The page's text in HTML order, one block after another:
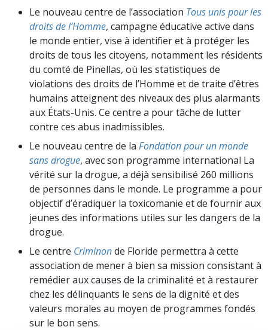
Le nouveau centre de l’association Tous unis pour les
droits de l’Homme, campagne éducative active dans
le monde entier, vise à identifier et à protéger les
droits de tous les citoyens, notamment les résidents
du comté de Pinellas, où les statistiques de
violations des droits de l’Homme et de traite d’êtres
humains atteignent des niveaux des plus alarmants
aux États-Unis. Ce centre a pour tâche de lutter
contre ces abus inadmissibles.
Le nouveau centre de la Fondation pour un monde
sans drogue, avec son programme international La
vérité sur la drogue, a déjà sensibilisé 260 millions
de personnes dans le monde. Le programme a pour
objectif d’éradiquer la toxicomanie et de fournir aux
jeunes des informations utiles sur les dangers de la
drogue.
Le centre Criminonde Floride permettra à cette
association de mener à bien sa mission consistant à
remédier aux causes de la criminalité et à restaurer
chez les délinquants le sens de la dignité et des
valeurs morales au moyen de programmes fondés
sur le bon sens.